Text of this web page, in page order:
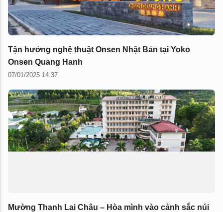
Tận hưởng nghệ thuật Onsen Nhật Bản tại Yoko
Onsen Quang Hanh
07/01/2025 14:37
Mường Thanh Lai Châu – Hòa mình vào cảnh sắc núi